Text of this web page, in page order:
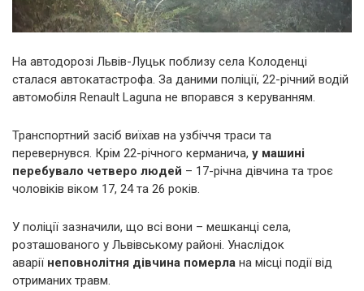
На автодорозі Львів-Луцьк поблизу села Колоденці
сталася автокатастрофа. За даними поліції, 22-річний водій
автомобіля Renault Laguna не впорався з керуванням.
Транспортний засіб виїхав на узбіччя траси та
перевернувся. Крім 22-річного керманича, у машині
перебувало четверо людей – 17-річна дівчина та троє
чоловіків віком 17, 24 та 26 років.
У поліції зазначили, що всі вони – мешканці села,
розташованого у Львівському районі. Унаслідок
аварії неповнолітня дівчина померла на місці події від
отриманих травм.